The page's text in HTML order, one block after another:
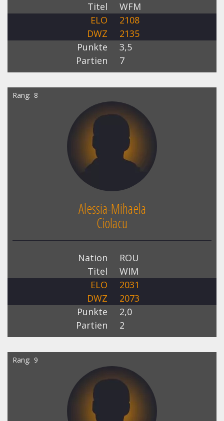
Titel
WFM
ELO
2108
DWZ
2135
Punkte
3,5
Partien
7
Rang 8
Alessia-Mihaela
Ciolacu
Nation
ROU
Titel
WIM
ELO
2031
DWZ
2073
Punkte
2,0
Partien
2
Rang 9